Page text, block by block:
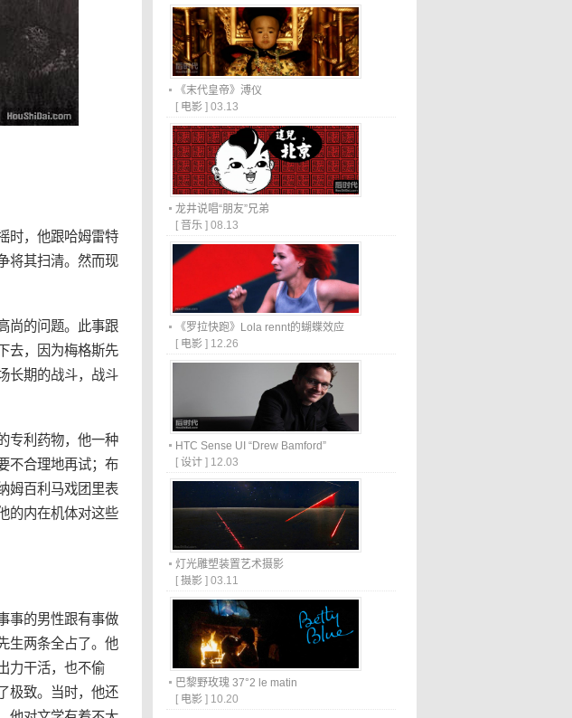
时，他跟哈姆雷特
将其扫清。然而现
尚的问题。此事跟
去，因为梅格斯先
长期的战斗，战斗
专利药物，他一种
不合理地再试；布
姆百利马戏团里表
的内在机体对这些
事的男性跟有事做
生两条全占了。他
力干活，也不偷
极致。当时，他还
《末代皇帝》溥仪
[ 电影 ] 03.13
龙井说唱“朋友”兄弟
[ 音乐 ] 08.13
《罗拉快跑》Lola rennt的蝴蝶效应
[ 电影 ] 12.26
HTC Sense UI “Drew Bamford”
[ 设计 ] 12.03
灯光雕塑装置艺术摄影
[ 摄影 ] 03.11
巴黎野玫瑰 37°2 le matin
[ 电影 ] 10.20